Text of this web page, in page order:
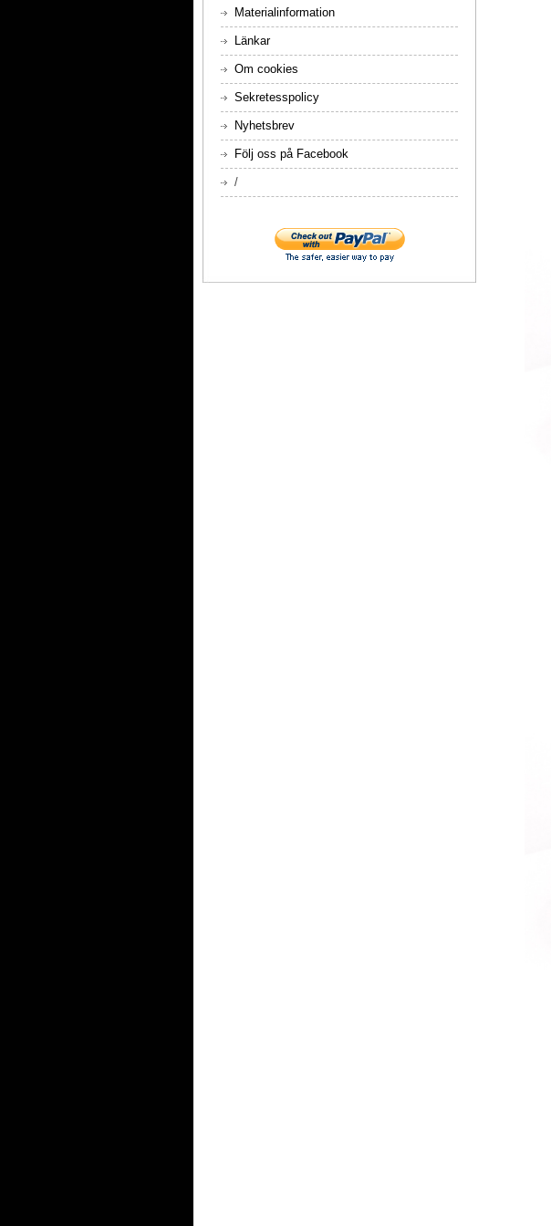
Materialinformation
Länkar
Om cookies
Sekretesspolicy
Nyhetsbrev
Följ oss på Facebook
/